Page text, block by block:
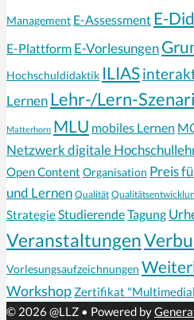
Management E-Assessment E-
E-Plattform E-Vorlesungen
Hochschuldidaktik ILIAS
LernenLehr-/Lern-
Matterhorn MLU mobiles Lernen
Netzwerk digitale
Open Content Organisation Preis
und Lernen Qualität
StrategieStudierendeTagung
Veranstaltungen
Vorlesungsaufzeichnungen
Workshop Zertifikat
© 2026 @LLZ • Powered by